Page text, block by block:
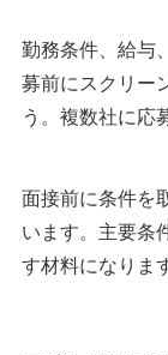
勤務条件、給与
募前にスクリー
う。複数社に応
面接前に条件を
います。主要条
す材料になりま